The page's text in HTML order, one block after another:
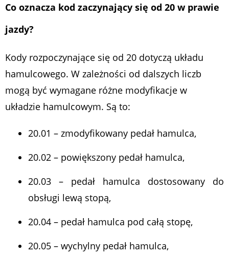
Co oznacza kod zaczynający się od 20 w prawie
jazdy?
Kody rozpoczynające się od 20 dotyczą układu
hamulcowego. W zależności od dalszych liczb
mogą być wymagane różne modyfikacje w
układzie hamulcowym. Są to:
20.01 – zmodyfikowany pedał hamulca,
20.02 – powiększony pedał hamulca,
20.03 – pedał hamulca dostosowany do
obsługi lewą stopą,
20.04 – pedał hamulca pod całą stopę,
20.05 – wychylny pedał hamulca,